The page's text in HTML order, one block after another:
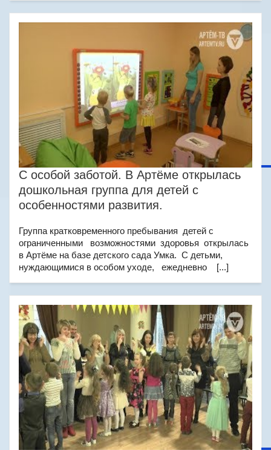
С особой заботой. В Артёме открылась
дошкольная группа для детей с
особенностями развития.
Группа кратковременного пребывания детей с
ограниченными возможностями здоровья открылась
в Артёме на базе детского сада Умка. С детьми,
нуждающимися в особом уходе, ежедневно [...]